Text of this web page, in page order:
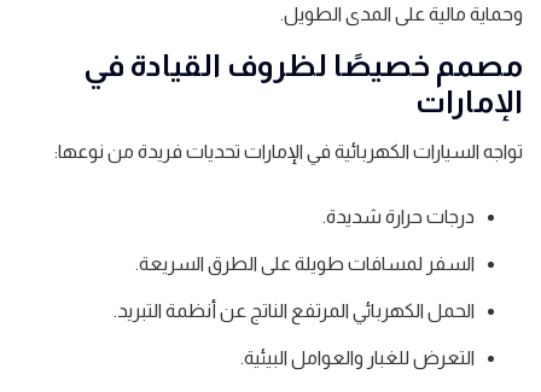
وحماية مالية على المدى الطويل.
مصمم خصيصًا لظروف القيادة في
الإمارات
تواجه السيارات الكهربائية في الإمارات تحديات فريدة من نوعها:
درجات حرارة شديدة.
السفر لمسافات طويلة على الطرق السريعة.
الحمل الكهربائي المرتفع الناتج عن أنظمة التبريد.
التعرض للغبار والعوامل البيئية.